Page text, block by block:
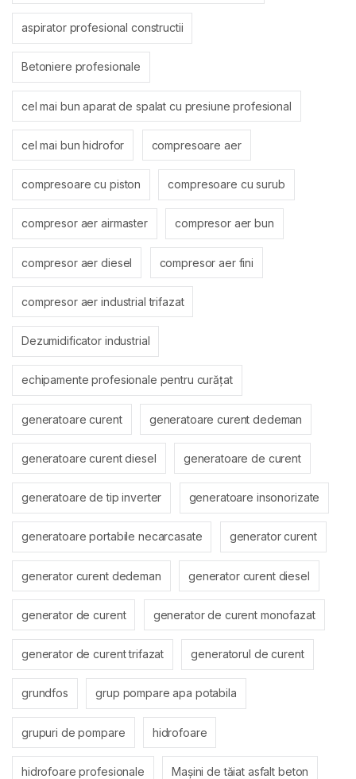
aspirator profesional constructii
Betoniere profesionale
cel mai bun aparat de spalat cu presiune profesional
cel mai bun hidrofor compresoare aer
compresoare cu piston compresoare cu surub
compresor aer airmaster compresor aer bun
compresor aer diesel compresor aer fini
compresor aer industrial trifazat
Dezumidificator industrial
echipamente profesionale pentru curățat
generatoare curent generatoare curent dedeman
generatoare curent diesel generatoare de curent
generatoare de tip inverter generatoare insonorizate
generatoare portabile necarcasate generator curent
generator curent dedeman generator curent diesel
generator de curent generator de curent monofazat
generator de curent trifazat generatorul de curent
grundfos grup pompare apa potabila
grupuri de pompare hidrofoare
hidrofoare profesionale Mașini de tăiat asfalt beton